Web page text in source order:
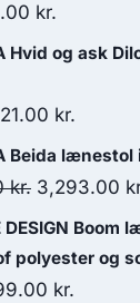
kr.
Hvid og ask
kr.
Beida
kr. 3,293.00
DESIGN
polyester og
kr.